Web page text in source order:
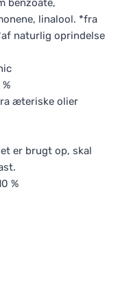
linalool. *fra
naturlig oprindelse
æteriske olier
er brugt op, skal
%